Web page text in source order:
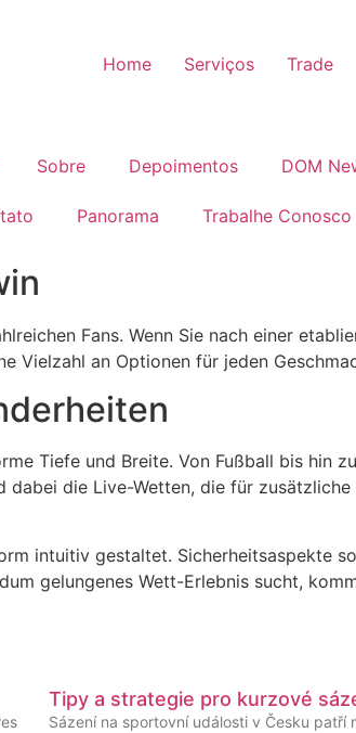
Home Serviços Trade
Sobre Depoimentos DOM
Panorama Trabalhe Conosco
Fans. Wenn Sie nach einer
Vielzahl an Optionen für jeden
Tiefe und Breite. Von Fußball bis hin
die Live-Wetten, die für
intuitiv gestaltet. Sicherheitsaspekte
gelungenes Wett-Erlebnis sucht,
Tipy a strategie pro kurzové
Sázení na sportovní události v Česku